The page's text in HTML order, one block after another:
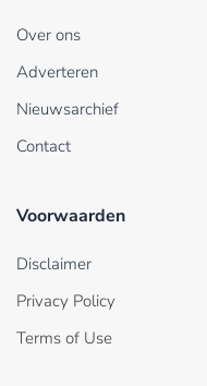
Over ons
Adverteren
Nieuwsarchief
Contact
Voorwaarden
Disclaimer
Privacy Policy
Terms of Use